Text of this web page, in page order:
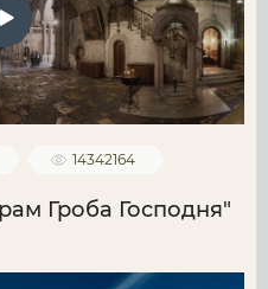
14342164
Гроба Господня"